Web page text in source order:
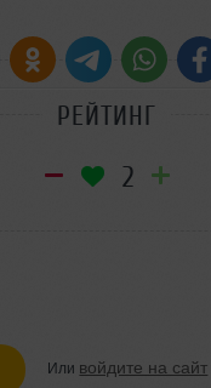
РЕЙТИНГ
2
Или войдите на сайт